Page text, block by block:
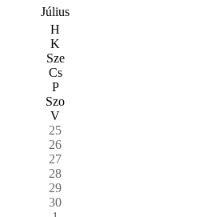
Július
H
K
Sze
Cs
P
Szo
V
25
26
27
28
29
30